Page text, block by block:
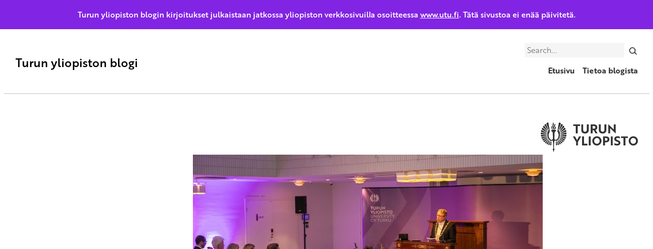
Turun yliopiston blogi
Search
Etusivu
Tietoa blogista
Turun yliopiston blogin kirjoitukset julkaistaan jatkossa yliopiston verkkosivuilla osoitteessa www.utu.fi. Tätä sivustoa ei enää päivitetä.